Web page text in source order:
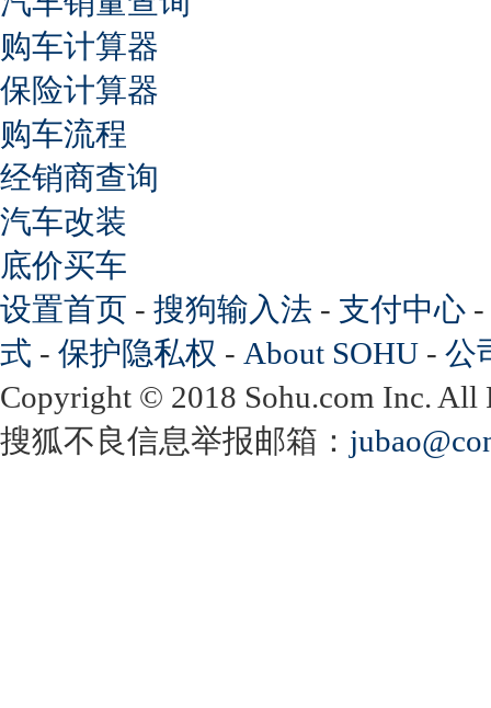
购车计算器
保险计算器
购车流程
经销商查询
汽车改装
底价买车
设置首页 - 搜狗输入法 - 支付中心 -
式 - 保护隐私权 - About SOHU - 公
Copyright © 2018 Sohu.com Inc.
搜狐不良信息举报邮箱：